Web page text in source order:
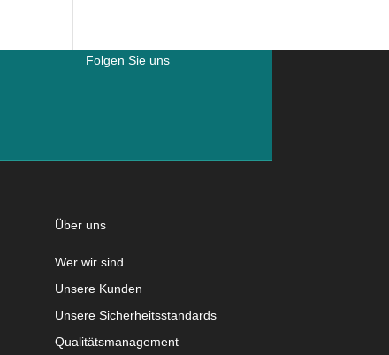
Folgen Sie uns
Über uns
Wer wir sind
Unsere Kunden
Unsere Sicherheitsstandards
Qualitätsmanagement